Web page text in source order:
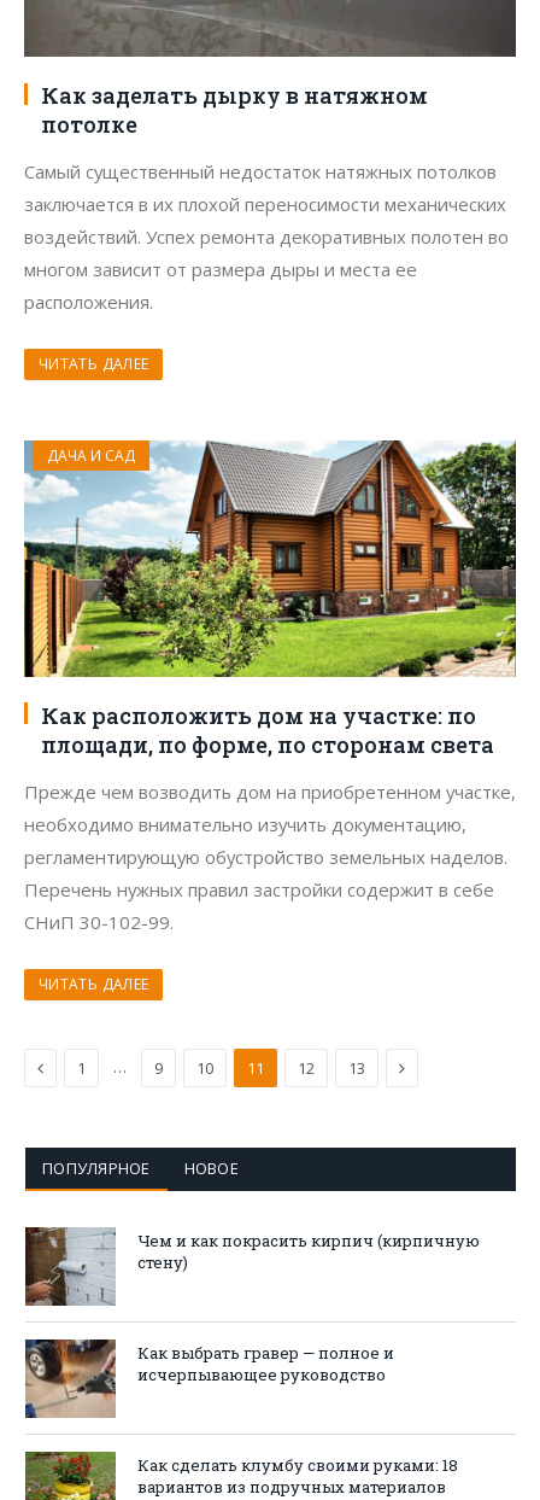
Как заделать дырку в натяжном
потолке
Самый существенный недостаток натяжных потолков
заключается в их плохой переносимости механических
воздействий. Успех ремонта декоративных полотен во
многом зависит от размера дыры и места ее
расположения.
ЧИТАТЬ ДАЛЕЕ
ДАЧА И САД
Как расположить дом на участке: по
площади, по форме, по сторонам света
Прежде чем возводить дом на приобретенном участке,
необходимо внимательно изучить документацию,
регламентирующую обустройство земельных наделов.
Перечень нужных правил застройки содержит в себе
СНиП 30-102-99.
ЧИТАТЬ ДАЛЕЕ
Предыдущая
1 … 9 10 11 12 13 Следующая
ПОПУЛЯРНОЕ НОВОЕ
Чем и как покрасить кирпич (кирпичную
стену)
Как выбрать гравер — полное и
исчерпывающее руководство
Как сделать клумбу своими руками: 18
вариантов из подручных материалов